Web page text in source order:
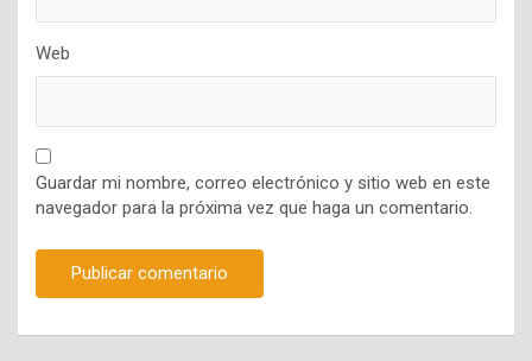
Web
Guardar mi nombre, correo electrónico y sitio web en este
navegador para la próxima vez que haga un comentario.